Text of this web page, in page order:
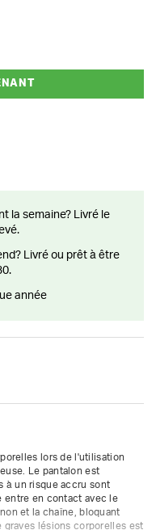
année
lors de l'utilisation
Le pantalon est
à un risque accru sont
entre en contact avec le
et la chaîne, bloquant
lésions corporelles est